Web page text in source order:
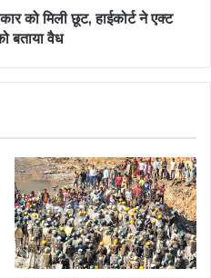
को मिली छूट, हाईकोर्ट ने एक्ट
बताया वैध